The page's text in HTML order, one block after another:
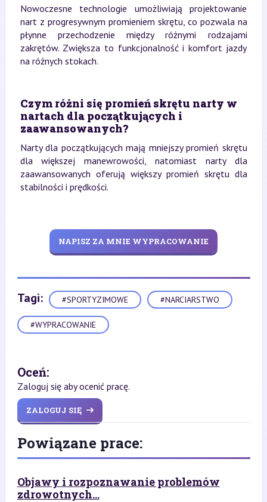
Nowoczesne technologie umożliwiają projektowanie
nart z progresywnym promieniem skrętu, co pozwala na
płynne przechodzenie między różnymi rodzajami
zakrętów. Zwiększa to funkcjonalność i komfort jazdy
na różnych stokach.
Czym różni się promień skrętu narty w
nartach dla początkujących i
zaawansowanych?
Narty dla początkujących mają mniejszy promień skrętu
dla większej manewrowości, natomiast narty dla
zaawansowanych oferują większy promień skrętu dla
stabilności i prędkości.
NAPISZ ZA MNIE WYPRACOWANIE
Tagi: #SPORTYZIMOWE #NARCIARSTWO
#WYPRACOWANIE
Oceń:
Zaloguj się aby ocenić pracę.
ZALOGUJ SIĘ
Powiązane prace:
Objawy i rozpoznawanie problemów
zdrowotnych...